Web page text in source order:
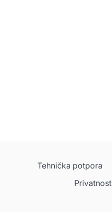
Tehnička potpora
Privatnost